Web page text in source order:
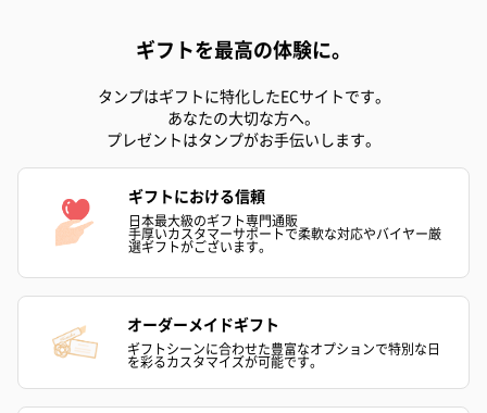
（ブルー）（748円）
（イエロー）（748円）
ハンドタオル・ハンカチ
ギフトを最高の体験に。
タンプはギフトに特化したECサイトです。
あなたの大切な方へ。
プレゼントはタンプがお手伝いします。
ギフトにおける信頼
日本最大級のギフト専門通販
手厚いカスタマーサポートで柔軟な対応やバイヤー厳
選ギフトがございます。
オーダーメイドギフト
ギフトシーンに合わせた豊富なオプションで特別な日
を彩るカスタマイズが可能です。